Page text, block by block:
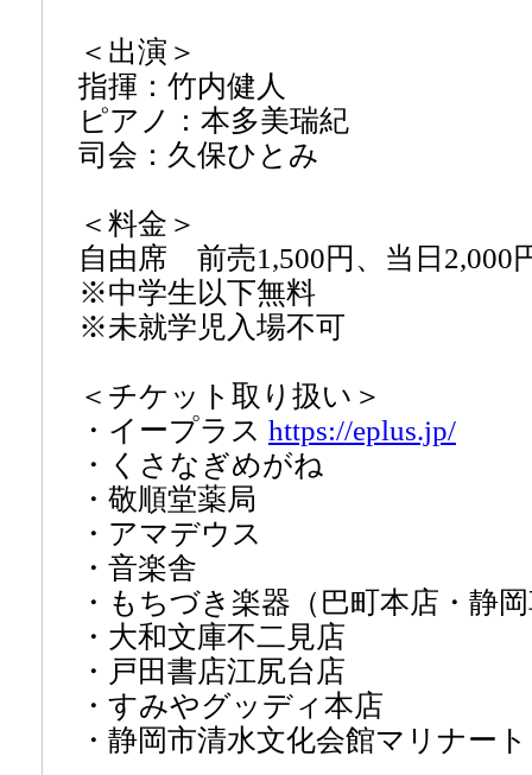
＜出演＞
指揮：竹内健人
ピアノ：本多美瑞紀
司会：久保ひとみ
＜料金＞
自由席 前売1,500円、当日2,000
※中学生以下無料
※未就学児入場不可
＜チケット取り扱い＞
・イープラス https://eplus.jp/
・くさなぎめがね
・敬順堂薬局
・アマデウス
・音楽舎
・もちづき楽器（巴町本店・静
・大和文庫不二見店
・戸田書店江尻台店
・すみやグッディ本店
・静岡市清水文化会館マリナート